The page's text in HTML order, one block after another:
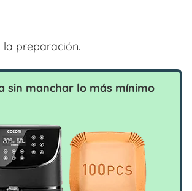
preparación.
sin manchar lo más mínimo